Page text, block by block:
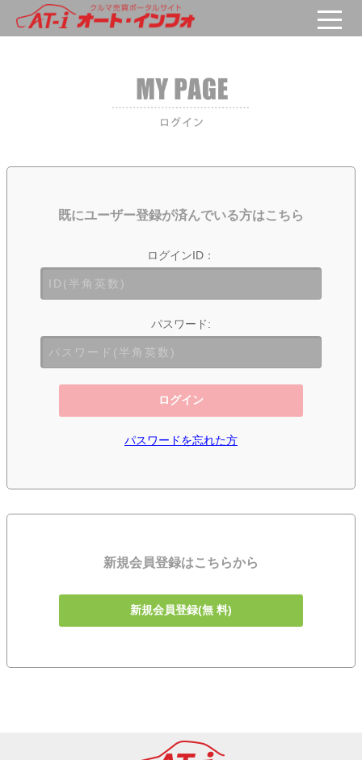
既にユーザー登録が済んでいる方はこちら
ログインID：
パスワード:
ログイン
パスワードを忘れた方
新規会員登録はこちらから
新規会員登録(無 料)